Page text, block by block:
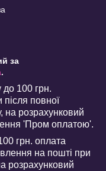
за
.
до 100 грн.
після повної
на розрахунковий
'Пром оплатою'.
грн. оплата
на пошті при
розрахунковий